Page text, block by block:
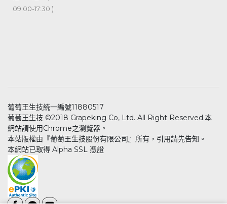
09:00-17:30 )
葡萄王生技統一編號11880517
葡萄王生技 ©2018 Grapeking Co, Ltd. All Right Reserved.本
網站請使用Chrome之瀏覽器。
本站版權由『葡萄王生技股份有限公司』所有，引用請先告知。
本網站已取得 Alpha SSL 憑證